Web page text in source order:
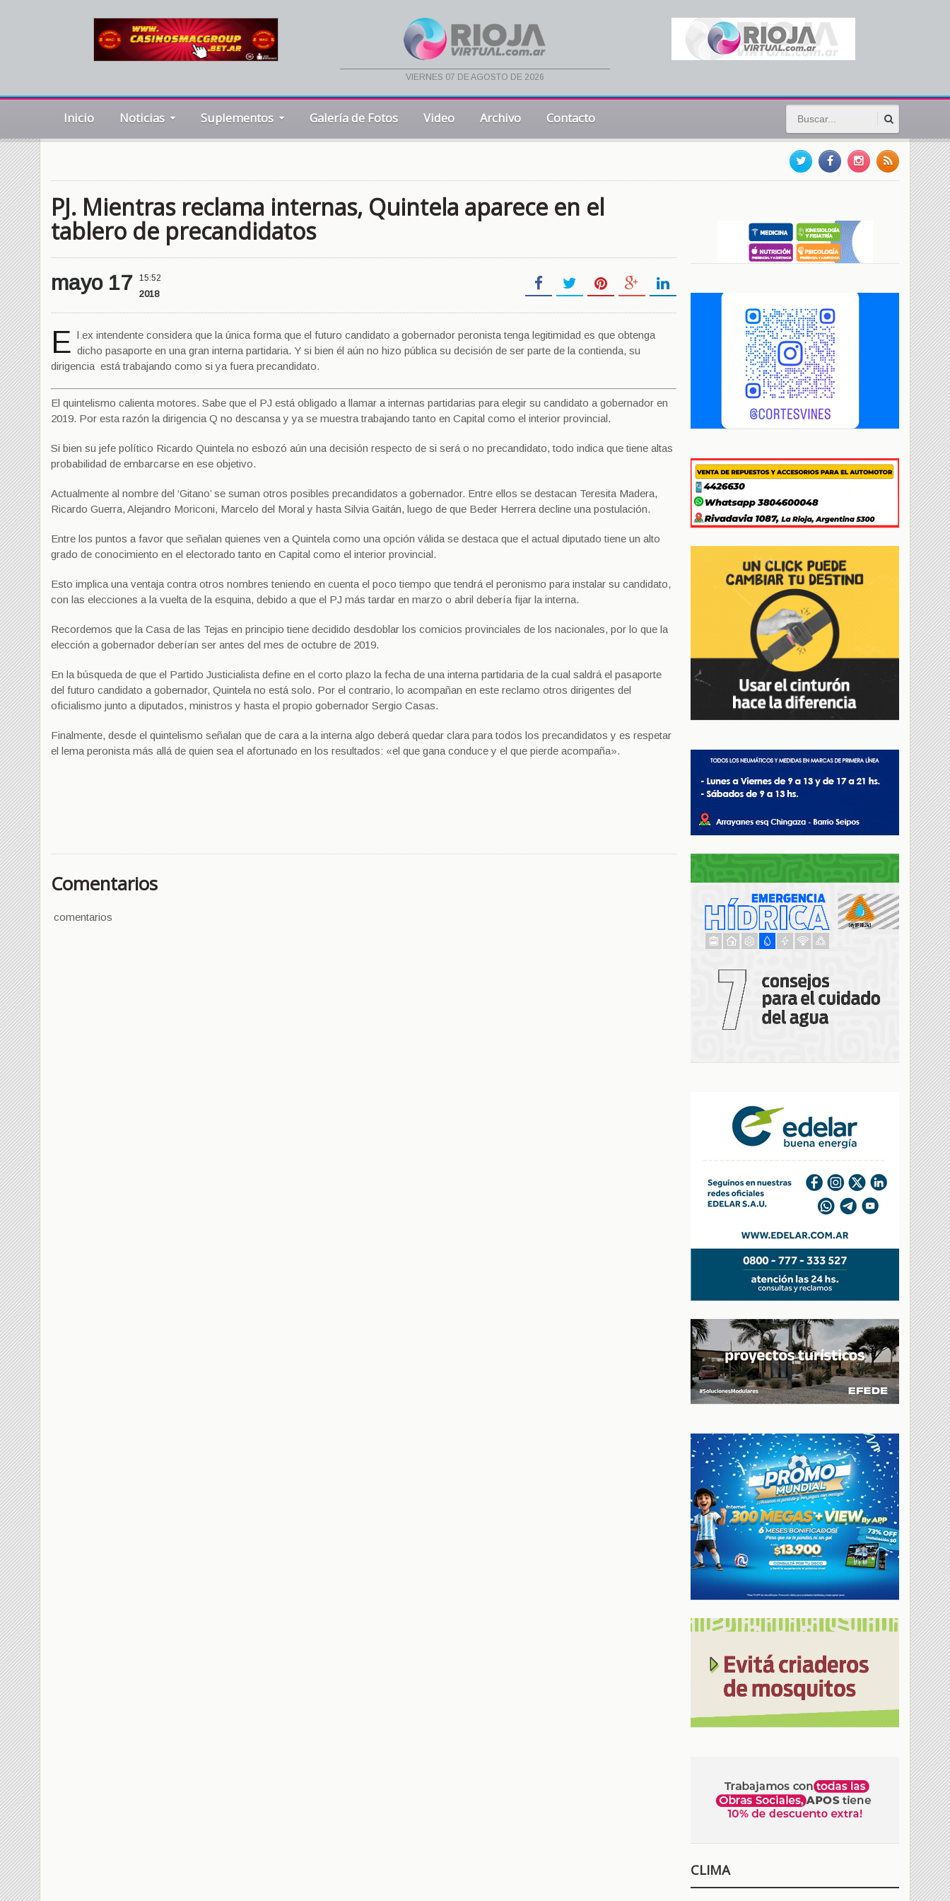
viernes 07 de agosto de 2026
Inicio Noticias Suplementos Galería de Fotos Video Archivo Contacto
PJ. Mientras reclama internas, Quintela aparece en el
tablero de precandidatos
mayo 17 15:52
2018
E l ex intendente considera que la única forma que el futuro candidato a gobernador peronista tenga legitimidad es que obtenga
dicho pasaporte en una gran interna partidaria. Y si bien él aún no hizo pública su decisión de ser parte de la contienda, su
dirigencia está trabajando como si ya fuera precandidato.
El quintelismo calienta motores. Sabe que el PJ está obligado a llamar a internas partidarias para elegir su candidato a gobernador en
2019. Por esta razón la dirigencia Q no descansa y ya se muestra trabajando tanto en Capital como el interior provincial.
Si bien su jefe político Ricardo Quintela no esbozó aún una decisión respecto de si será o no precandidato, todo indica que tiene altas
probabilidad de embarcarse en ese objetivo.
Actualmente al nombre del ‘Gitano’ se suman otros posibles precandidatos a gobernador. Entre ellos se destacan Teresita Madera,
Ricardo Guerra, Alejandro Moriconi, Marcelo del Moral y hasta Silvia Gaitán, luego de que Beder Herrera decline una postulación.
Entre los puntos a favor que señalan quienes ven a Quintela como una opción válida se destaca que el actual diputado tiene un alto
grado de conocimiento en el electorado tanto en Capital como el interior provincial.
Esto implica una ventaja contra otros nombres teniendo en cuenta el poco tiempo que tendrá el peronismo para instalar su candidato,
con las elecciones a la vuelta de la esquina, debido a que el PJ más tardar en marzo o abril debería fijar la interna.
Recordemos que la Casa de las Tejas en principio tiene decidido desdoblar los comicios provinciales de los nacionales, por lo que la
elección a gobernador deberían ser antes del mes de octubre de 2019.
En la búsqueda de que el Partido Justicialista define en el corto plazo la fecha de una interna partidaria de la cual saldrá el pasaporte
del futuro candidato a gobernador, Quintela no está solo. Por el contrario, lo acompañan en este reclamo otros dirigentes del
oficialismo junto a diputados, ministros y hasta el propio gobernador Sergio Casas.
Finalmente, desde el quintelismo señalan que de cara a la interna algo deberá quedar clara para todos los precandidatos y es respetar
el lema peronista más allá de quien sea el afortunado en los resultados: «el que gana conduce y el que pierde acompaña».
Comentarios
comentarios
CLIMA